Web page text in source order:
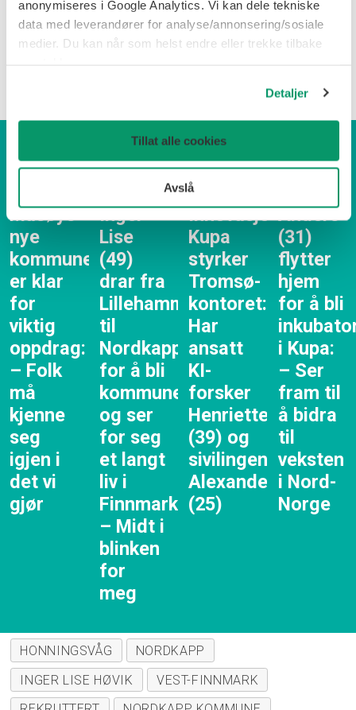
anonymiseres i Google Analytics. Vi kan dele tekniske
data med leverandører for analyse/annonsering/sosiale
medier. Du kan når som helst endre eller trekke tilbake
Detaljer
Tillat alle cookies
Avslå
begynne å høre på, smiler den nye
kommunedirektøren i Nordkapp, med en klar
Flere rekrutteringer:
Måsøys
nye
kommunedirektør
er klar
for
viktig
oppdrag:
– Folk
må
kjenne
seg
igjen i
det vi
gjør
Inger
Lise
(49)
drar fra
Lillehammer
til
Nordkapp
for å bli
kommunedirektør,
og ser
for seg
et langt
liv i
Finnmark:
– Midt i
blinken
for
meg
Kupa
styrker
Tromsø-
kontoret:
Har
ansatt
KI-
forsker
Henriette
(39) og
sivilingeniør
Alexander
(25)
Anders
(31)
flytter
hjem
for å bli
i Kupa:
– Ser
fram til
å bidra
til
veksten
i Nord-
Norge
HONNINGSVÅG
NORDKAPP
INGER LISE HØVIK
VEST-FINNMARK